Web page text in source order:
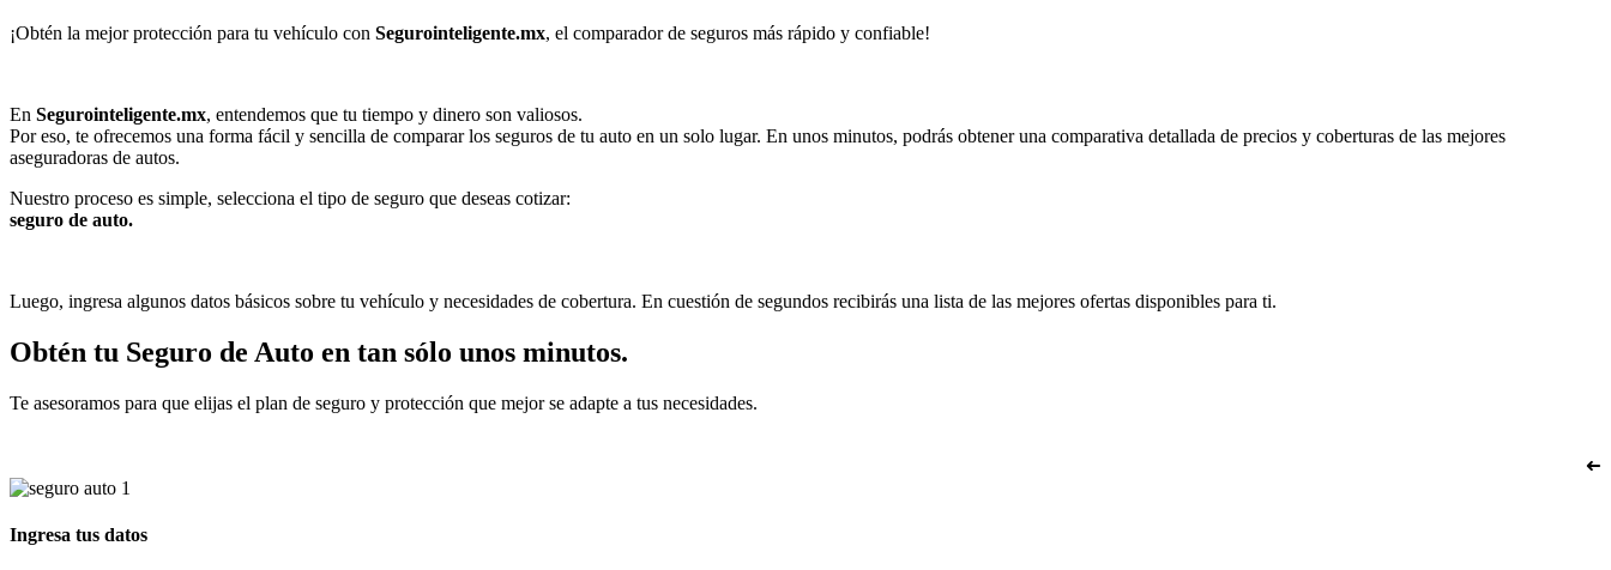
¡Obtén la mejor protección para tu vehículo con Segurointeligente.mx, el comparador de seguros más rápido y confiable!
En Segurointeligente.mx, entendemos que tu tiempo y dinero son valiosos.
Por eso, te ofrecemos una forma fácil y sencilla de comparar los seguros de tu auto en un solo lugar. En unos minutos, podrás obtener una comparativa detallada de precios y coberturas de las mejores
aseguradoras de autos.
Nuestro proceso es simple, selecciona el tipo de seguro que deseas cotizar:
seguro de auto.
Luego, ingresa algunos datos básicos sobre tu vehículo y necesidades de cobertura. En cuestión de segundos recibirás una lista de las mejores ofertas disponibles para ti.
Obtén tu Seguro de Auto en tan sólo unos minutos.
Te asesoramos para que elijas el plan de seguro y protección que mejor se adapte a tus necesidades.
➜
Ingresa tus datos